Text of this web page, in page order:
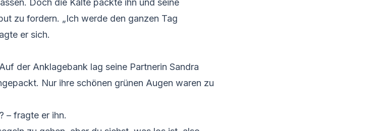
Doch die Kälte packte ihn und seine
zu fordern. „Ich werde den ganzen Tag
er sich.
der Anklagebank lag seine Partnerin Sandra
Nur ihre schönen grünen Augen waren zu
– fragte er ihn.